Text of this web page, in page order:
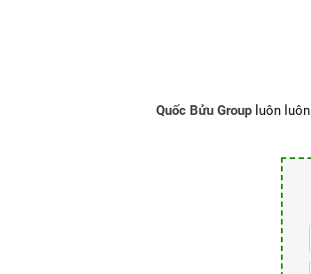
Quốc Bửu Group luôn